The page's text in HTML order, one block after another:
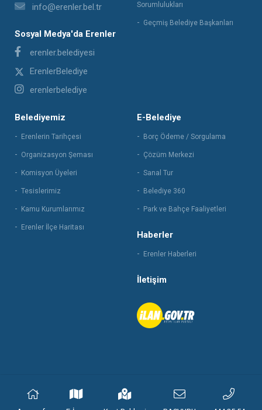
info@erenler.bel.tr
Sosyal Medya'da Erenler
erenler.belediyesi
ErenlerBelediye
erenlerbelediye
Sorumlulukları
Geçmiş Belediye Başkanları
Belediyemiz
Erenlerin Tarihçesi
Organizasyon Şeması
Komisyon Üyeleri
Tesislerimiz
Kamu Kurumlarımız
Erenler İlçe Haritası
E-Belediye
Borç Ödeme / Sorgulama
Çözüm Merkezi
Sanal Tur
Belediye 360
Park ve Bahçe Faaliyetleri
Haberler
Erenler Haberleri
İletişim